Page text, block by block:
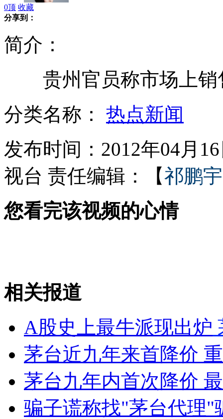
沈阳区长集体开微博 家中有事就@
羽泉看皇马被误认疯狂的日本人
澳洲现男人荒 剩女上山下乡找男友
山西运城恶犬咬伤多人 警民合力深夜将其击毙
女孩北京地铁殴打老人 痛下狠手拳打脚踢
无痛分娩是否安全 医生回应
0顶 收藏
分享到：
简介：
贵州官员称市场上销
分类名称： 热点新闻
发布时间：2012年04月
视台 责任编辑：【祁鹏宇
您看完该视频的心情
相关报道
A股史上最牛派现出炉
茅台近九年来首降价
茅台九年内首次降价
骗子谎称找"茅台代理"